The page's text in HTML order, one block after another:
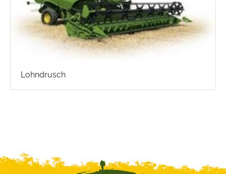
Lohndrusch